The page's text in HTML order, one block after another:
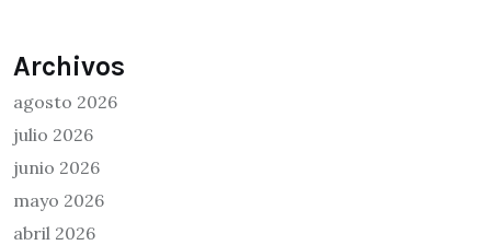
Archivos
agosto 2026
julio 2026
junio 2026
mayo 2026
abril 2026